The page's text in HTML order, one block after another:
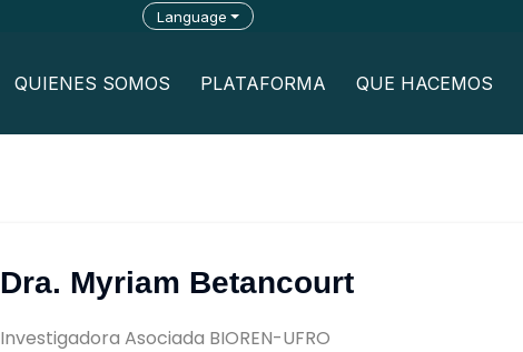
Language
QUIENES SOMOS PLATAFORMA QUE HACEMOS
Dra. Myriam Betancourt
Investigadora Asociada BIOREN-UFRO